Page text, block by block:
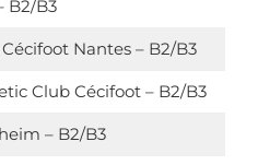
B2/B3
Nantes – B2/B3
Club Cécifoot – B2/B3
– B2/B3